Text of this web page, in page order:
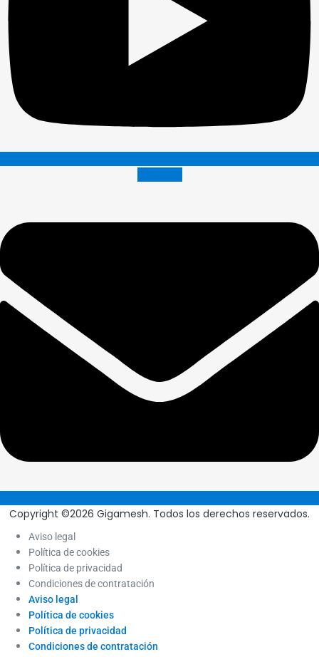
Copyright ©2026 Gigamesh. Todos los derechos reservados.
Aviso legal
Política de cookies
Política de privacidad
Condiciones de contratación
Aviso legal
Política de cookies
Política de privacidad
Condiciones de contratación